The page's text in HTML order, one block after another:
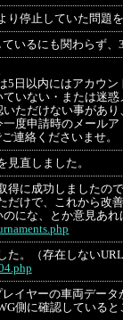
り停止していた問題を
いるにも関わらず
5日以内にはアカウ
いない・または迷
ただけない事があ
度申請時のメール
連絡くださいませ。
見直しました。
得に成功しましたの
だけで、これから改
にな、とか意見あれ
た。（存在しない
レイヤーの車両デー
側に確認している